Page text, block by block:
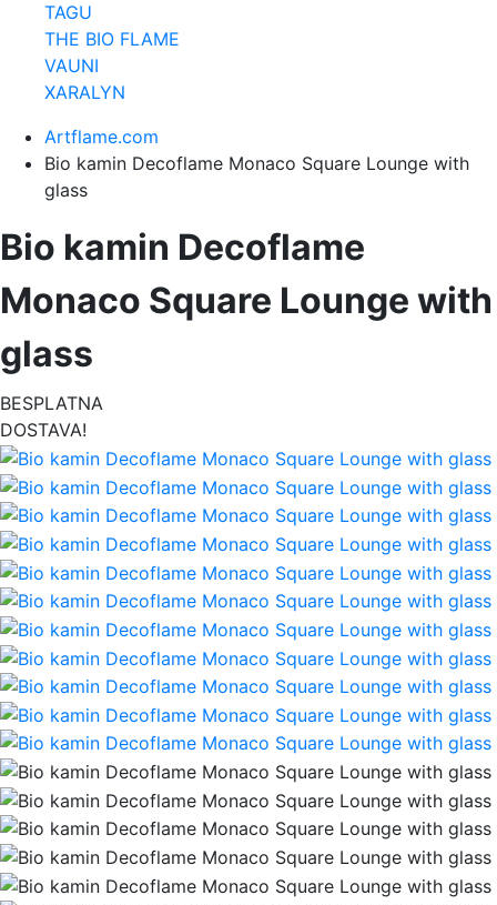
TAGU
THE BIO FLAME
VAUNI
XARALYN
Artflame.com
Bio kamin Decoflame Monaco Square Lounge with
glass
Bio kamin Decoflame
Monaco Square Lounge with
glass
BESPLATNA
DOSTAVA!